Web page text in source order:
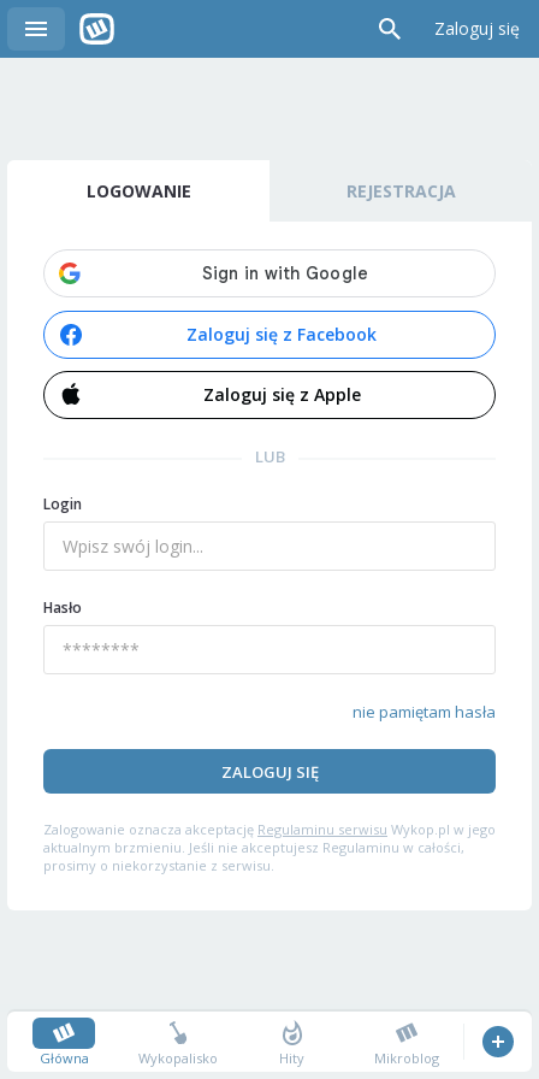
Zaloguj się
LOGOWANIE REJESTRACJA
Zaloguj się z Facebook
Zaloguj się z Apple
LUB
Login
Hasło
nie pamiętam hasła
ZALOGUJ SIĘ
Zalogowanie oznacza akceptację Regulaminu serwisu Wykop.pl w jego
aktualnym brzmieniu. Jeśli nie akceptujesz Regulaminu w całości,
prosimy o niekorzystanie z serwisu.
Główna Wykopalisko Hity Mikroblog